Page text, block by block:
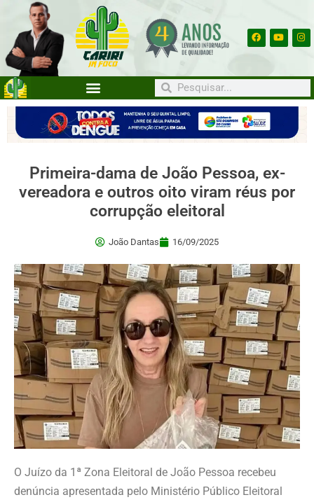
Primeira-dama de João Pessoa, ex-
vereadora e outros oito viram réus por
corrupção eleitoral
João Dantas 16/09/2025
O Juízo da 1ª Zona Eleitoral de João Pessoa recebeu
denúncia apresentada pelo Ministério Público Eleitoral